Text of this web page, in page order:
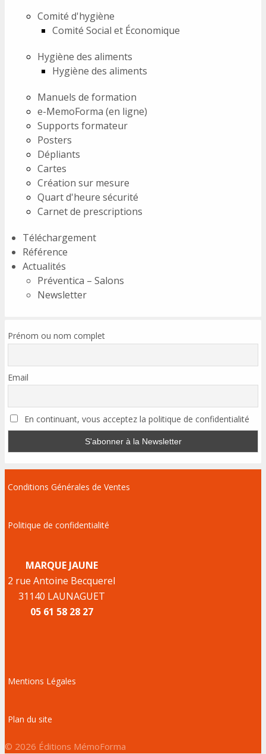
Comité d'hygiène
Comité Social et Économique
Hygiène des aliments
Hygiène des aliments
Manuels de formation
e-MemoForma (en ligne)
Supports formateur
Posters
Dépliants
Cartes
Création sur mesure
Quart d'heure sécurité
Carnet de prescriptions
Téléchargement
Référence
Actualités
Préventica – Salons
Newsletter
Prénom ou nom complet
Email
En continuant, vous acceptez la politique de confidentialité
Conditions Générales de Ventes
Politique de confidentialité
MARQUE JAUNE
2 rue Antoine Becquerel
31140 LAUNAGUET
05 61 58 28 27
Mentions Légales
Plan du site
© 2026 Éditions MémoForma